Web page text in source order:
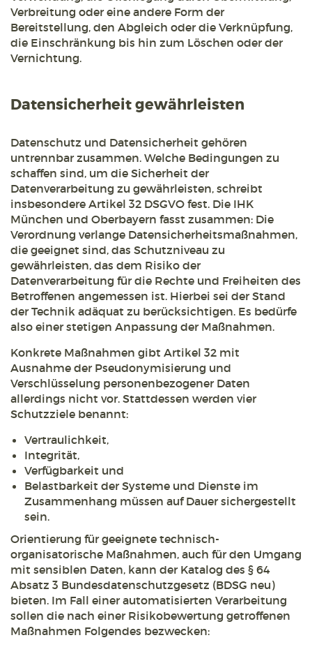
Verbreitung oder eine andere Form der
Bereitstellung, den Abgleich oder die Verknüpfung,
die Einschränkung bis hin zum Löschen oder der
Vernichtung.
Datensicherheit gewährleisten
Datenschutz und Datensicherheit gehören
untrennbar zusammen. Welche Bedingungen zu
schaffen sind, um die Sicherheit der
Datenverarbeitung zu gewährleisten, schreibt
insbesondere Artikel 32 DSGVO fest. Die IHK
München und Oberbayern fasst zusammen: Die
Verordnung verlange Datensicherheitsmaßnahmen,
die geeignet sind, das Schutzniveau zu
gewährleisten, das dem Risiko der
Datenverarbeitung für die Rechte und Freiheiten des
Betroffenen angemessen ist. Hierbei sei der Stand
der Technik adäquat zu berücksichtigen. Es bedürfe
also einer stetigen Anpassung der Maßnahmen.
Konkrete Maßnahmen gibt Artikel 32 mit
Ausnahme der Pseudonymisierung und
Verschlüsselung personenbezogener Daten
allerdings nicht vor. Stattdessen werden vier
Schutzziele benannt:
Vertraulichkeit,
Integrität,
Verfügbarkeit und
Belastbarkeit der Systeme und Dienste im
Zusammenhang müssen auf Dauer sichergestellt
sein.
Orientierung für geeignete technisch-
organisatorische Maßnahmen, auch für den Umgang
mit sensiblen Daten, kann der Katalog des § 64
Absatz 3 Bundesdatenschutzgesetz (BDSG neu)
bieten. Im Fall einer automatisierten Verarbeitung
sollen die nach einer Risikobewertung getroffenen
Maßnahmen Folgendes bezwecken: